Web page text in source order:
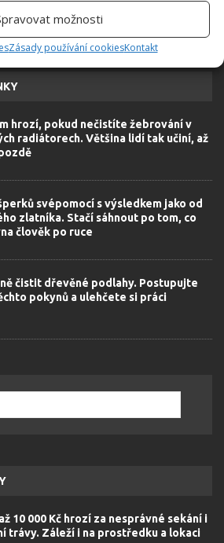
možnosti
Zásady používání cookiesKontakt
hrozí, pokud nečistíte žebrování v
radiátorech. Většina lidí tak učiní, až
svépomocí s výsledkem jako od
zlatníka. Stačí sáhnout po tom, co
člověk po ruce
čistit dřevěné podlahy. Postupujte
pokynů a ulehčete si práci
10 000 Kč hrozí za nesprávné sekání i
trávy. Záleží i na prostředku a lokaci